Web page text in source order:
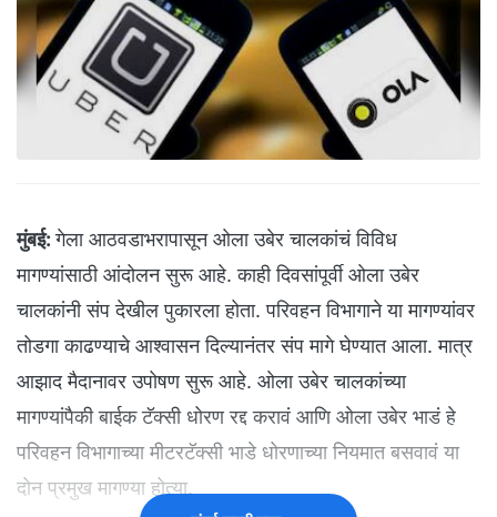
मुंबई: गेला आठवडाभरापासून ओला उबेर चालकांचं विविध
मागण्यांसाठी आंदोलन सुरू आहे. काही दिवसांपूर्वी ओला उबेर
चालकांनी संप देखील पुकारला होता. परिवहन विभागाने या मागण्यांवर
तोडगा काढण्याचे आश्वासन दिल्यानंतर संप मागे घेण्यात आला. मात्र
आझाद मैदानावर उपोषण सुरू आहे. ओला उबेर चालकांच्या
मागण्यांपैकी बाईक टॅक्सी धोरण रद्द करावं आणि ओला उबेर भाडं हे
परिवहन विभागाच्या मीटरटॅक्सी भाडे धोरणाच्या नियमात बसवावं या
दोन प्रमुख मागण्या होत्या.